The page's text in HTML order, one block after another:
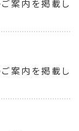
案内を掲載し
案内を掲載し